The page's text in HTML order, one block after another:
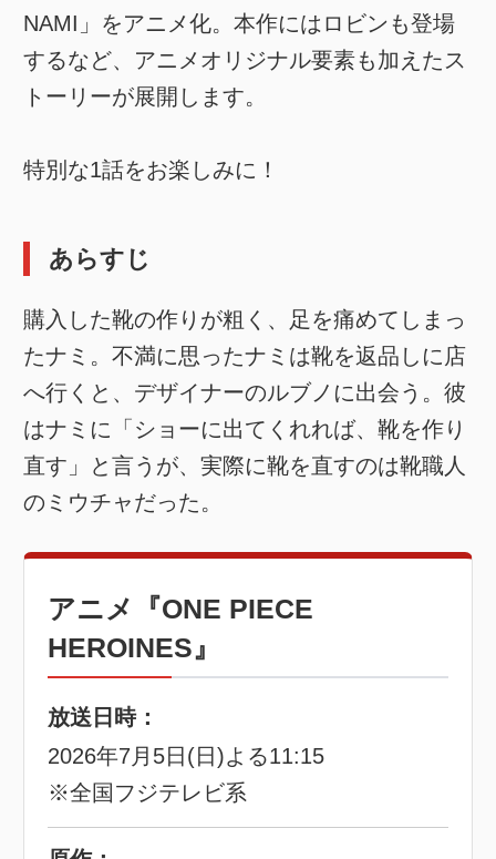
NAMI」をアニメ化。本作にはロビンも登場
するなど、アニメオリジナル要素も加えたス
トーリーが展開します。
特別な1話をお楽しみに！
あらすじ
購入した靴の作りが粗く、足を痛めてしまっ
たナミ。不満に思ったナミは靴を返品しに店
へ行くと、デザイナーのルブノに出会う。彼
はナミに「ショーに出てくれれば、靴を作り
直す」と言うが、実際に靴を直すのは靴職人
のミウチャだった。
アニメ『ONE PIECE
HEROINES』
放送日時：
2026年7月5日(日)よる11:15
※全国フジテレビ系